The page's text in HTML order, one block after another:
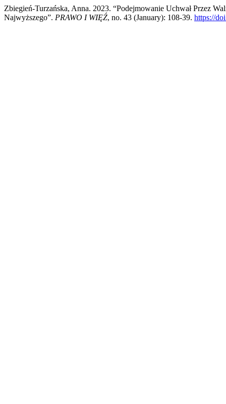
Zbiegień-Turzańska, Anna. 2023. “Podejmowanie Uchwał Przez
Najwyższego”. PRAWO I WIĘŹ, no. 43 (January): 108-39. https://